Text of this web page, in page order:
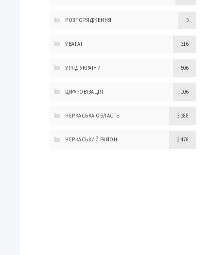
РОЗПОРЯДЖЕННЯ 5
УВАГА! 316
УРЯД УКРАЇНИ 506
ЦИФРОВІЗАЦІЯ 106
ЧЕРКАСЬКА ОБЛАСТЬ 3 388
ЧЕРКАСЬКИЙ РАЙОН 2 478